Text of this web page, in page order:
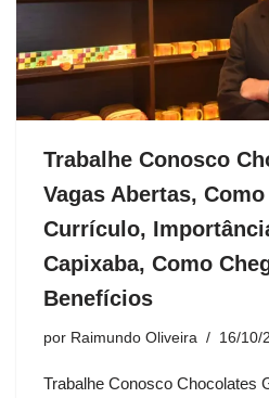
Trabalhe Conosco
Vagas Abertas,
Currículo,
Capixaba, Como
Benefícios
por Raimundo Oliveira 16/10/
Trabalhe Conosco Chocolates